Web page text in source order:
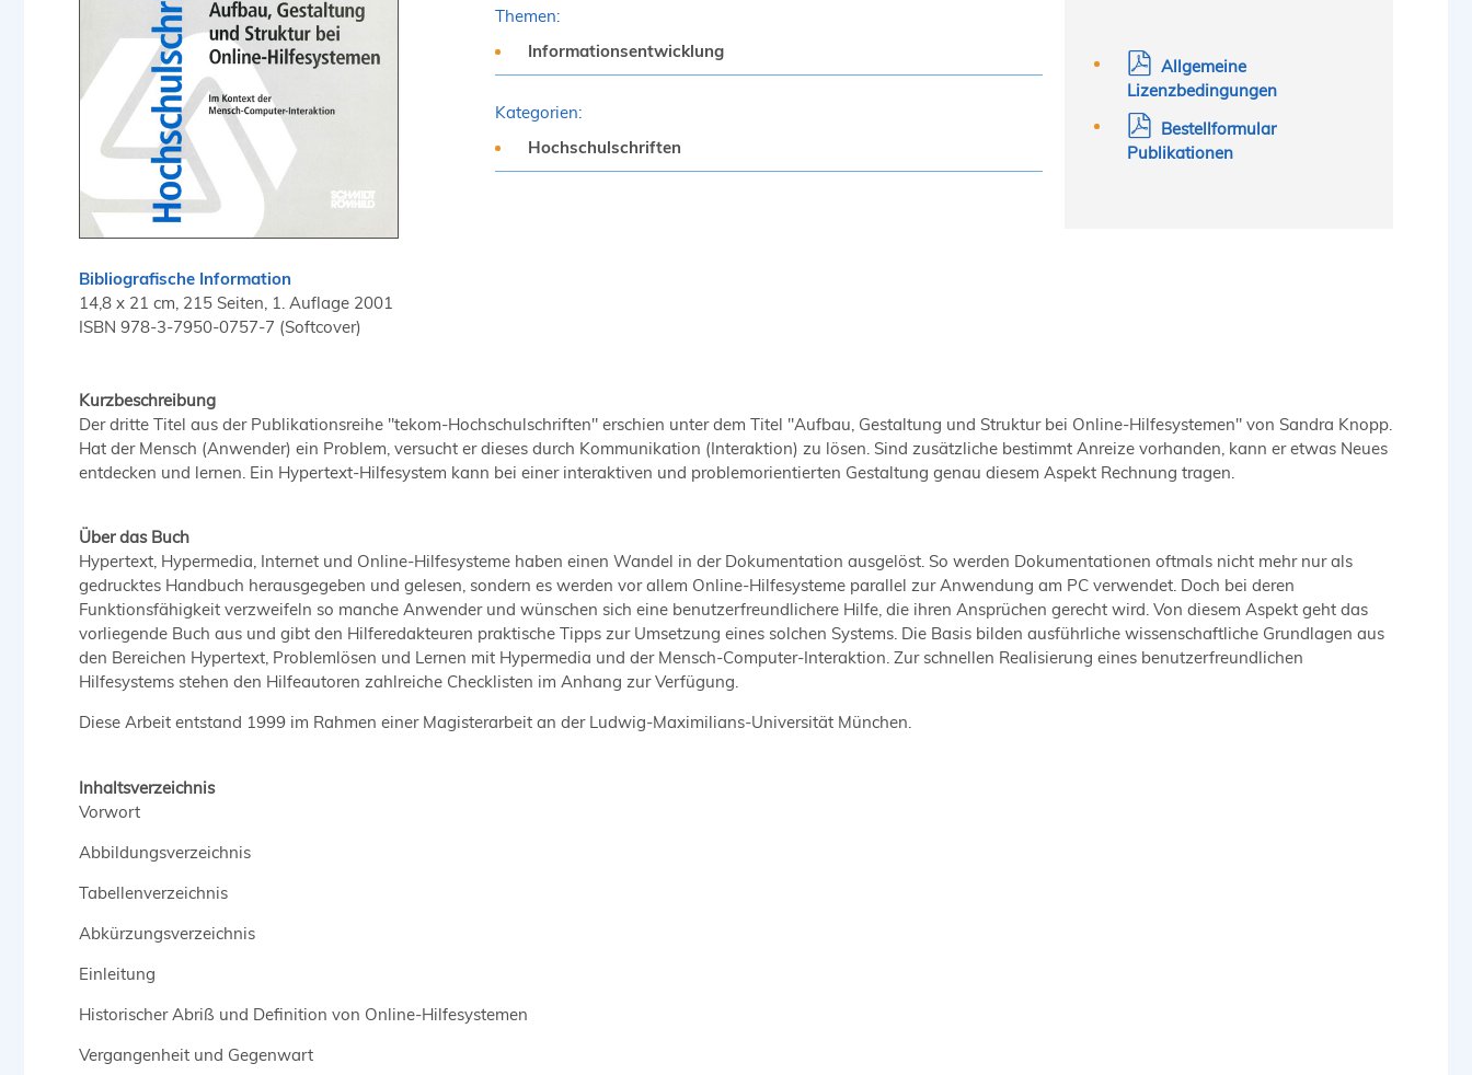
Bibliografische Information
14,8 x 21 cm, 215 Seiten, 1. Auflage 2001
ISBN 978-3-7950-0757-7 (Softcover)
Themen:
Informationsentwicklung
Kategorien:
Hochschulschriften
Allgemeine
Lizenzbedingungen
Bestellformular
Publikationen
Kurzbeschreibung
Der dritte Titel aus der Publikationsreihe "tekom-Hochschulschriften" erschien unter dem Titel "Aufbau, Gestaltung und Struktur bei Online-Hilfesystemen" von Sandra Knopp.
Hat der Mensch (Anwender) ein Problem, versucht er dieses durch Kommunikation (Interaktion) zu lösen. Sind zusätzliche bestimmt Anreize vorhanden, kann er etwas Neues
entdecken und lernen. Ein Hypertext-Hilfesystem kann bei einer interaktiven und problemorientierten Gestaltung genau diesem Aspekt Rechnung tragen.
Über das Buch
Hypertext, Hypermedia, Internet und Online-Hilfesysteme haben einen Wandel in der Dokumentation ausgelöst. So werden Dokumentationen oftmals nicht mehr nur als
gedrucktes Handbuch herausgegeben und gelesen, sondern es werden vor allem Online-Hilfesysteme parallel zur Anwendung am PC verwendet. Doch bei deren
Funktionsfähigkeit verzweifeln so manche Anwender und wünschen sich eine benutzerfreundlichere Hilfe, die ihren Ansprüchen gerecht wird. Von diesem Aspekt geht das
vorliegende Buch aus und gibt den Hilferedakteuren praktische Tipps zur Umsetzung eines solchen Systems. Die Basis bilden ausführliche wissenschaftliche Grundlagen aus
den Bereichen Hypertext, Problemlösen und Lernen mit Hypermedia und der Mensch-Computer-Interaktion. Zur schnellen Realisierung eines benutzerfreundlichen
Hilfesystems stehen den Hilfeautoren zahlreiche Checklisten im Anhang zur Verfügung.
Diese Arbeit entstand 1999 im Rahmen einer Magisterarbeit an der Ludwig-Maximilians-Universität München.
Inhaltsverzeichnis
Vorwort
Abbildungsverzeichnis
Tabellenverzeichnis
Abkürzungsverzeichnis
Einleitung
Historischer Abriß und Definition von Online-Hilfesystemen
Vergangenheit und Gegenwart